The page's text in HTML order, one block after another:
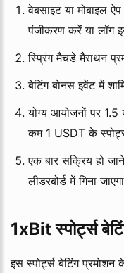
वेबसाइट या मोबाइल
पंजीकरण करें या लॉग
स्प्रिंग मैचडे मैराथन
बेटिंग बोनस इवेंट में
योग्य आयोजनों पर
कम 1 USDT के
एक बार सक्रिय हो
लीडरबोर्ड में गिना
1xBit स्पोर्ट्स
इस स्पोर्ट्स बेटिंग